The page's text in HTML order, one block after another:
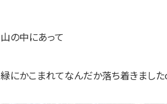
山の中にあって
緑にかこまれてなんだか落ち着きまし